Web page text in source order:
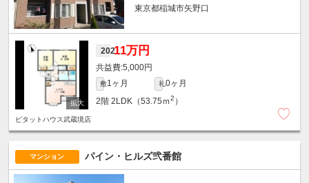
東京都稲城市矢野口
20211万円
5,000円
敷1ヶ月 礼0ヶ月
2階 2LDK（53.75ｍ2 ）
ピタットハウス武蔵境店
マンション パイン・ヒルズ弐番館